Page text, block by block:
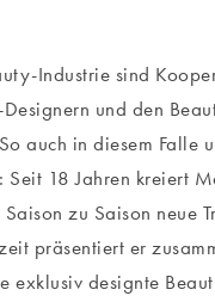
Industrie sind
und den
auch in diesem Falle
Seit 18 Jahren kreiert
zu Saison neue
präsentiert er
exklusiv designte